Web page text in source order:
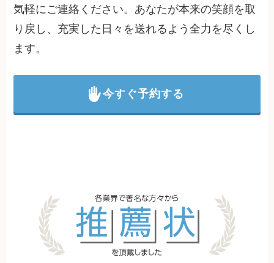
気軽にご連絡ください。あなたが本来の笑顔を取
り戻し、充実した日々を送れるよう全力を尽くし
ます。
今すぐ予約する